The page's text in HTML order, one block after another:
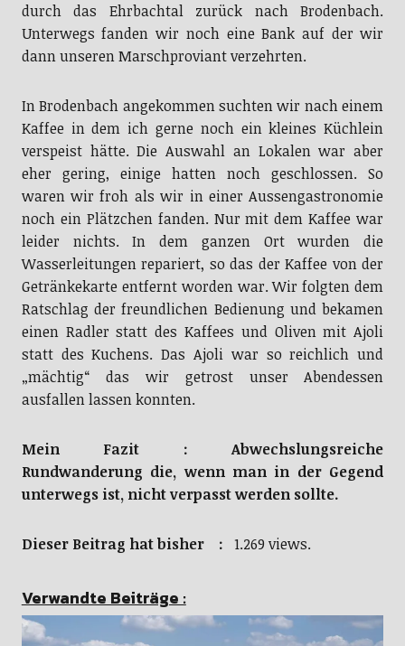
durch das Ehrbachtal zurück nach Brodenbach.
Unterwegs fanden wir noch eine Bank auf der wir
dann unseren Marschproviant verzehrten.
In Brodenbach angekommen suchten wir nach einem
Kaffee in dem ich gerne noch ein kleines Küchlein
verspeist hätte. Die Auswahl an Lokalen war aber
eher gering, einige hatten noch geschlossen. So
waren wir froh als wir in einer Aussengastronomie
noch ein Plätzchen fanden. Nur mit dem Kaffee war
leider nichts. In dem ganzen Ort wurden die
Wasserleitungen repariert, so das der Kaffee von der
Getränkekarte entfernt worden war. Wir folgten dem
Ratschlag der freundlichen Bedienung und bekamen
einen Radler statt des Kaffees und Oliven mit Ajoli
statt des Kuchens. Das Ajoli war so reichlich und
„mächtig“ das wir getrost unser Abendessen
ausfallen lassen konnten.
Mein Fazit : Abwechslungsreiche
Rundwanderung die, wenn man in der Gegend
unterwegs ist, nicht verpasst werden sollte.
Dieser Beitrag hat bisher : 1.269 views.
Verwandte Beiträge :